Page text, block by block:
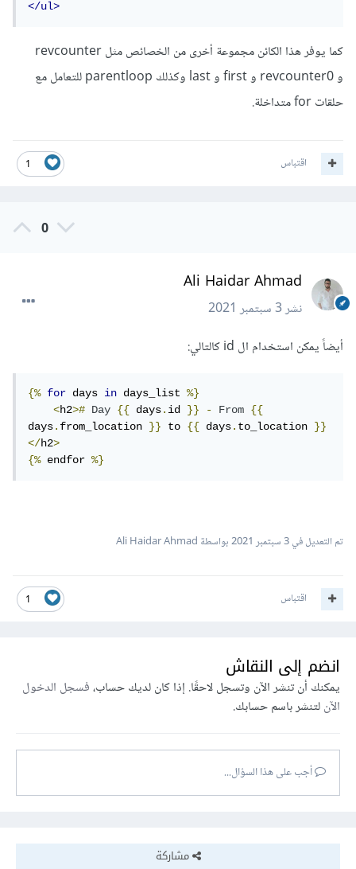
</ul>
كما يوفر هذا الكائن مجموعة أخرى من الخصائص مثل revcounter
و revcounter0 و first و last وكذلك parentloop للتعامل مع
حلقات for متداخلة.
1 اقتباس
0
Ali Haidar Ahmad
نشر3 سبتمبر 2021
أيضاً يمكن استخدام ال id كالتالي:
{% for days in days_list %}
<h2># Day {{ days.id }} - From
{{
days.from_location }} to {{ days.to_location }}
</h2>
{% endfor %}
تم التعديل في3 سبتمبر 2021 بواسطة Ali Haidar Ahmad
1 اقتباس
انضم إلى النقاش
يمكنك أن تنشر الآن وتسجل لاحقًا. إذا كان لديك حساب،فسجل الدخول
الآنلتنشر باسم حسابك.
أجب على هذا السؤال...
مشاركة